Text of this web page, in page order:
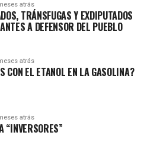
atrás
TRÁNSFUGAS Y EXDIPUTADOS
A DEFENSOR DEL PUEBLO
atrás
CON EL ETANOL EN LA GASOLINA?
atrás
“INVERSORES”